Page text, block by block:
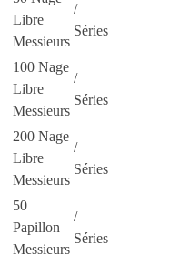
Libre
Messieurs
/
Séries
100 Nage
Libre
Messieurs
/
Séries
200 Nage
Libre
Messieurs
/
Séries
50
Papillon
Messieurs
/
Séries